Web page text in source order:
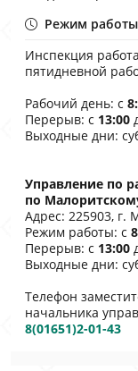
Режим
Инспекция
пятидневной
Рабочий день: с
Перерыв: с 13:00
Выходные дни:
Управление по
по
Адрес: 225903, г.
Режим работы: с
Перерыв: с 13:00
Выходные дни:
Телефон
начальника
8(01651)2-01-43